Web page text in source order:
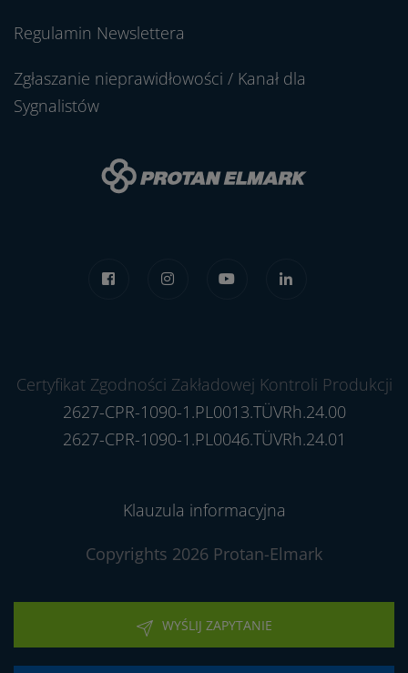
Regulamin Newslettera
Zgłaszanie nieprawidłowości / Kanał dla
Sygnalistów
Certyfikat Zgodności Zakładowej Kontroli Produkcji
2627-CPR-1090-1.PL0013.TÜVRh.24.00
2627-CPR-1090-1.PL0046.TÜVRh.24.01
Klauzula informacyjna
Copyrights 2026 Protan-Elmark
WYŚLIJ ZAPYTANIE